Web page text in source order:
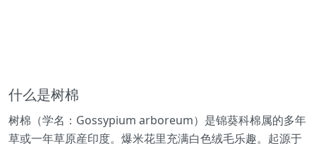
什么是树棉
树棉（学名：Gossypium arboreum）是锦葵科棉属的多年
草或一年草原産印度。爆米花里充满白色绒毛乐趣。起源于